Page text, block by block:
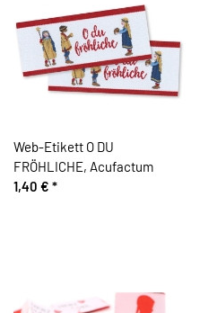
Web-Etikett O DU
FRÖHLICHE, Acufactum
1,40 € *